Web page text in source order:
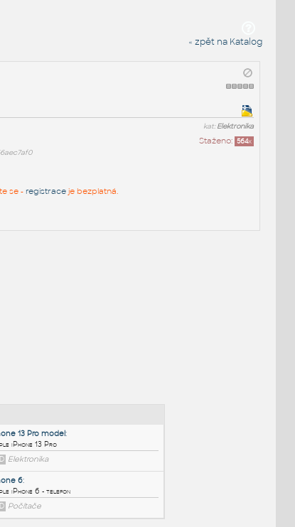
« zpět na Katalog
kat:Elektronika
Staženo: 564x
se - registraceje bezplatná.